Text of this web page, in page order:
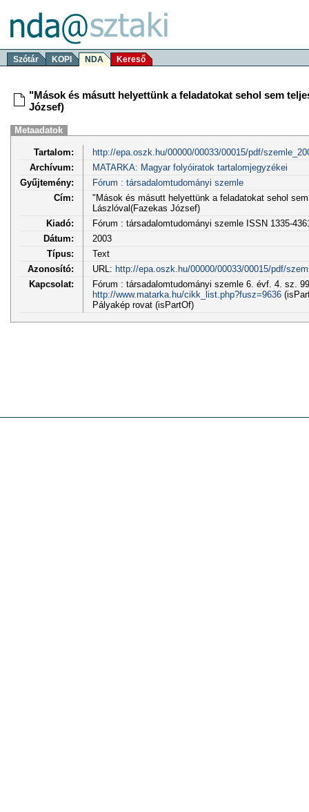
Szótár KOPI NDA Kereső
"Mások és másutt helyettünk a feladatokat sehol sem
József)
Metaadatok
Tartalom:
http://epa.oszk.hu/00000/00033/00015/pdf/
Archívum:
MATARKA: Magyar folyóiratok tartalomjegyzékei
Gyűjtemény:
Fórum : társadalomtudományi szemle
Cím:
"Mások és másutt helyettünk a feladatokat sehol
Lászlóval(Fazekas József)
Kiadó:
Fórum : társadalomtudományi szemle ISSN 1335-
Dátum:
2003
Típus:
Text
Azonosító:
URL: http://epa.oszk.hu/00000/00033/00015/pdf/
Kapcsolat:
Fórum : társadalomtudományi szemle 6. évf. 4. sz.
http://www.matarka.hu/cikk_list.php?fusz=9636
Pályakép rovat (isPartOf)